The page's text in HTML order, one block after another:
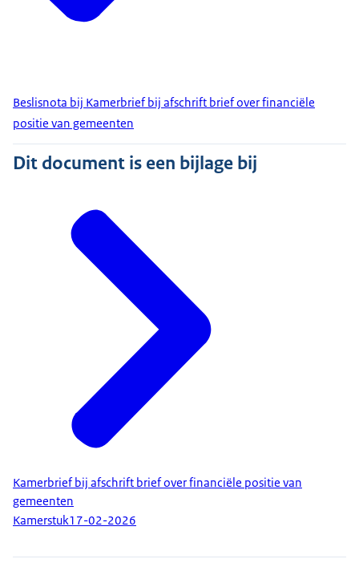
Beslisnota bij Kamerbrief bij afschrift brief over financiële
positie van gemeenten
Dit document is een bijlage bij
Kamerbrief bij afschrift brief over financiële positie van
gemeenten
Kamerstuk17-02-2026